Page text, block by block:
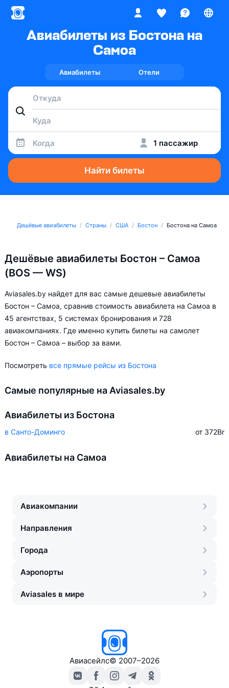
Авиабилеты из Бостона на
Самоа
Авиабилеты Отели
Когда 1 пассажир
Найти билеты
Дешёвые авиабилеты Страны США Бостон Бостона на Самоа
Дешёвые авиабилеты Бостон – Самоа
(BOS — WS)
Aviasales.by найдет для вас самые дешевые авиабилеты
Бостон – Самоа, сравнив стоимость авиабилета на Самоа в
45 агентствах, 5 системах бронирования и 728
авиакомпаниях. Где именно купить билеты на самолет
Бостон – Самоа – выбор за вами.
Посмотреть все прямые рейсы из Бостона
Самые популярные на Aviasales.by
Авиабилеты из Бостона
в Санто-Доминго от 372Br
Авиабилеты на Самоа
Авиакомпании
Направления
Города
Аэропорты
Aviasales в мире
Авиасейлс© 2007–2026